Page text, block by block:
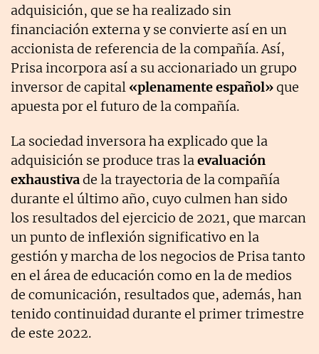
adquisición, que se ha realizado sin
financiación externa y se convierte así en un
accionista de referencia de la compañía. Así,
Prisa incorpora así a su accionariado un grupo
inversor de capital «plenamente español»que
apuesta por el futuro de la compañía.
La sociedad inversora ha explicado que la
adquisición se produce tras laevaluación
exhaustivade la trayectoria de la compañía
durante el último año, cuyo culmen han sido
los resultados del ejercicio de 2021, que marcan
un punto de inflexión significativo en la
gestión y marcha de los negocios de Prisa tanto
en el área de educación como en la de medios
de comunicación, resultados que, además, han
tenido continuidad durante el primer trimestre
de este 2022.